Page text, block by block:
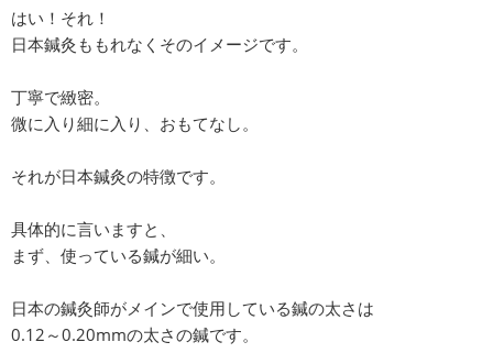
はい！それ！
日本鍼灸ももれなくそのイメージです。
丁寧で緻密。
微に入り細に入り、おもてなし。
それが日本鍼灸の特徴です。
具体的に言いますと、
まず、使っている鍼が細い。
日本の鍼灸師がメインで使用している鍼の太さは
0.12～0.20mmの太さの鍼です。